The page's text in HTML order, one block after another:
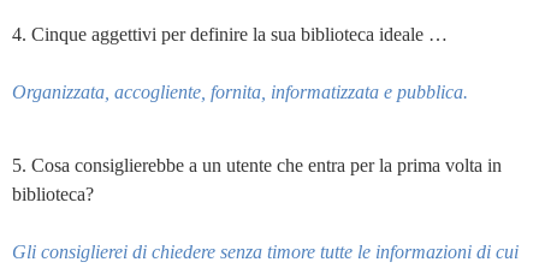
4. Cinque aggettivi per definire la sua biblioteca ideale …
Organizzata, accogliente, fornita, informatizzata e pubblica.
5. Cosa consiglierebbe a un utente che entra per la prima volta in
biblioteca?
Gli consiglierei di chiedere senza timore tutte le informazioni di cui